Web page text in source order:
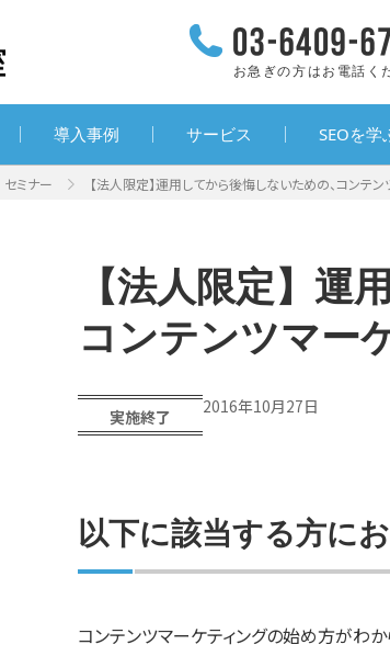
お急ぎの方はお電話く
導入事例 サービス SEOを学
セミナー 【法人限定】運用してから後悔しないための、コンテ
【法人限定】運
コンテンツマー
実施終了 2016年10月27日
以下に該当する方に
コンテンツマーケティングの始め方がわ